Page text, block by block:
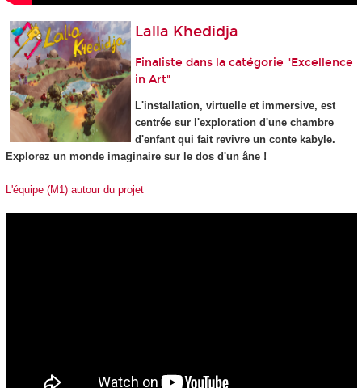
Lalla Khedidja
Finaliste dans la catégorie "Excellence
in Art"
L'installation, virtuelle et immersive, est
centrée sur l'exploration d'une chambre
d'enfant qui fait revivre un conte kabyle.
Explorez un monde imaginaire sur le dos d'un âne !
L'équipe (M1) autour du projet